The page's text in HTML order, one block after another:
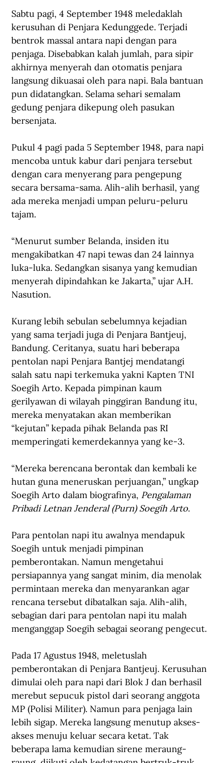
Sabtu pagi, 4 September 1948 meledaklah
kerusuhan di Penjara Kedunggede. Terjadi
bentrok massal antara napi dengan para
penjaga. Disebabkan kalah jumlah, para sipir
akhirnya menyerah dan otomatis penjara
langsung dikuasai oleh para napi. Bala bantuan
pun didatangkan. Selama sehari semalam
gedung penjara dikepung oleh pasukan
bersenjata.
Pukul 4 pagi pada 5 September 1948, para napi
mencoba untuk kabur dari penjara tersebut
dengan cara menyerang para pengepung
secara bersama-sama. Alih-alih berhasil, yang
ada mereka menjadi umpan peluru-peluru
tajam.
“Menurut sumber Belanda, insiden itu
mengakibatkan 47 napi tewas dan 24 lainnya
luka-luka. Sedangkan sisanya yang kemudian
menyerah dipindahkan ke Jakarta,” ujar A.H.
Nasution.
Kurang lebih sebulan sebelumnya kejadian
yang sama terjadi juga di Penjara Bantjeuj,
Bandung. Ceritanya, suatu hari beberapa
pentolan napi Penjara Bantjej mendatangi
salah satu napi terkemuka yakni Kapten TNI
Soegih Arto. Kepada pimpinan kaum
gerilyawan di wilayah pinggiran Bandung itu,
mereka menyatakan akan memberikan
“kejutan” kepada pihak Belanda pas RI
memperingati kemerdekannya yang ke-3.
“Mereka berencana berontak dan kembali ke
hutan guna meneruskan perjuangan,” ungkap
Soegih Arto dalam biografinya, Pengalaman
Pribadi Letnan Jenderal (Purn) Soegih Arto.
Para pentolan napi itu awalnya mendapuk
Soegih untuk menjadi pimpinan
pemberontakan. Namun mengetahui
persiapannya yang sangat minim, dia menolak
permintaan mereka dan menyarankan agar
rencana tersebut dibatalkan saja. Alih-alih,
sebagian dari para pentolan napi itu malah
menganggap Soegih sebagai seorang pengecut.
Pada 17 Agustus 1948, meletuslah
pemberontakan di Penjara Bantjeuj. Kerusuhan
dimulai oleh para napi dari Blok J dan berhasil
merebut sepucuk pistol dari seorang anggota
MP (Polisi Militer). Namun para penjaga lain
lebih sigap. Mereka langsung menutup akses-
akses menuju keluar secara ketat. Tak
beberapa lama kemudian sirene meraung-